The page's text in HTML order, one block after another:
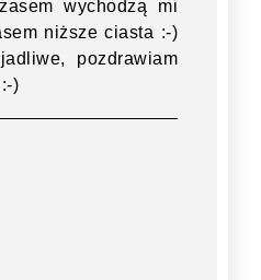
wychodzą mi
niższe ciasta :-)
pozdrawiam
)